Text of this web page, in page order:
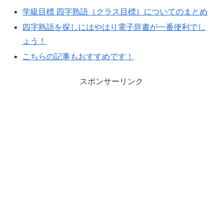
学級目標 四字熟語（クラス目標）についてのまとめ
四字熟語を探しにはやはり電子辞書が一番便利でし
ょう！
こちらの記事もおすすめです！
スポンサーリンク